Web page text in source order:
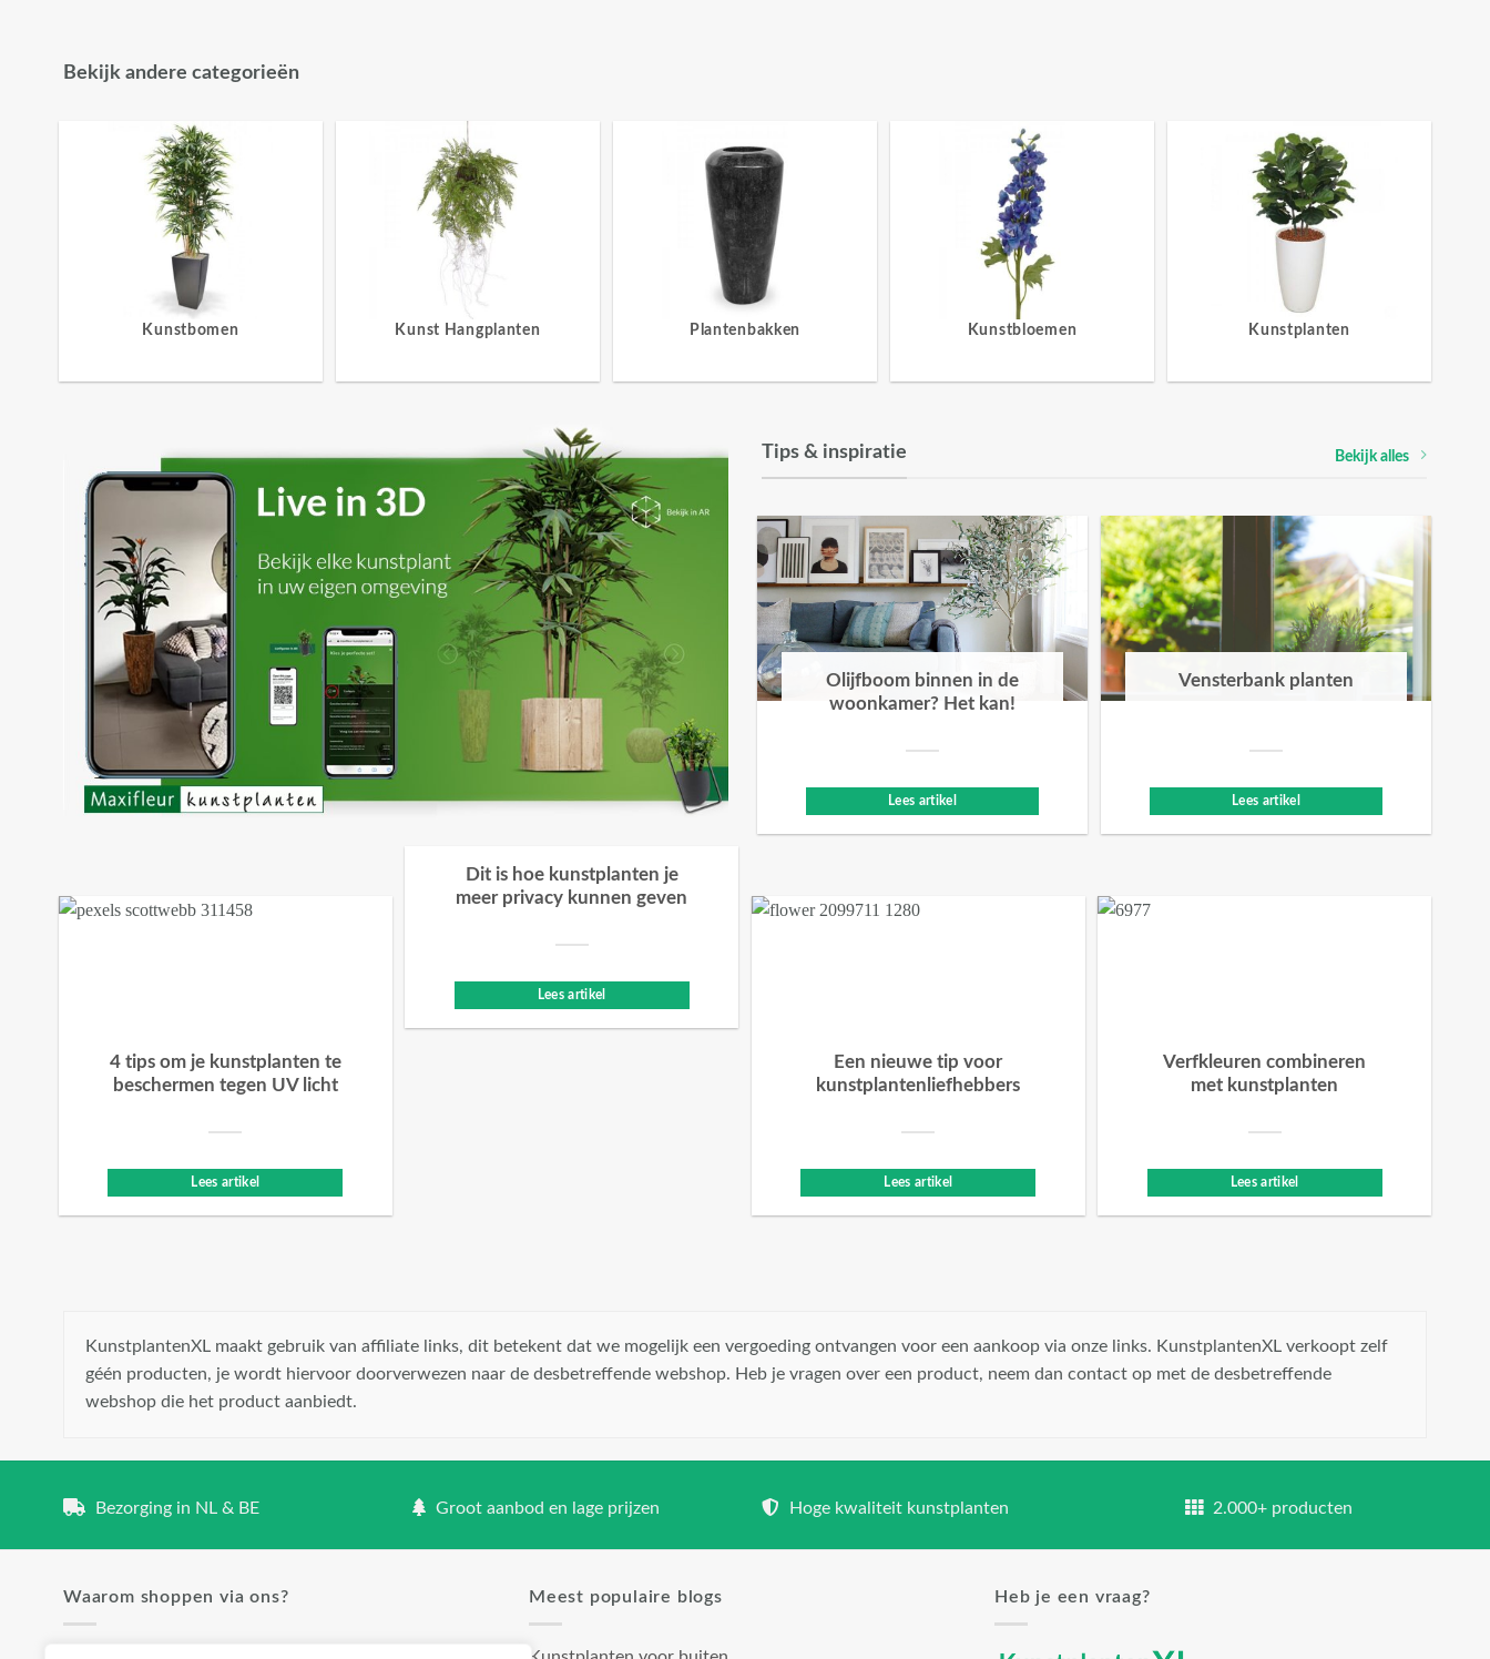
Bekijk andere categorieën
Kunstbomen Kunst Hangplanten Plantenbakken Kunstbloemen Kunstplanten
Tips & inspiratie Bekijk alles
Olijfboom binnen in de
woonkamer? Het kan!
Lees artikel
Vensterbank planten
Lees artikel
4 tips om je kunstplanten te
beschermen tegen UV licht
Lees artikel
Dit is hoe kunstplanten je
meer privacy kunnen geven
Lees artikel
Een nieuwe tip voor
kunstplantenliefhebbers
Lees artikel
Verfkleuren combineren
met kunstplanten
Lees artikel
KunstplantenXL maakt gebruik van affiliate links, dit betekent dat we mogelijk een vergoeding ontvangen voor een aankoop via onze links. KunstplantenXL verkoopt zelf
géén producten, je wordt hiervoor doorverwezen naar de desbetreffende webshop. Heb je vragen over een product, neem dan contact op met de desbetreffende
webshop die het product aanbiedt.
Bezorging in NL & BE Groot aanbod en lage prijzen Hoge kwaliteit kunstplanten 2.000+ producten
Waarom shoppen via ons? Meest populaire blogs Heb je een vraag?